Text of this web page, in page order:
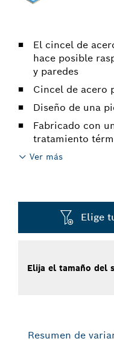
El cincel de
hace posible
y paredes
Cincel de acero
Diseño de una
Fabricado con
tratamiento
Ver más
Elige
Elija el tamaño del
Resumen de